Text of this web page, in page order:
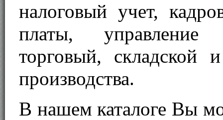
налоговый учет,
платы, управление
торговый, складской
производства.
В нашем каталоге Вы